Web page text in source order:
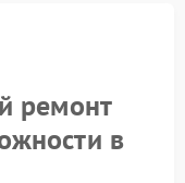
ремонт
в